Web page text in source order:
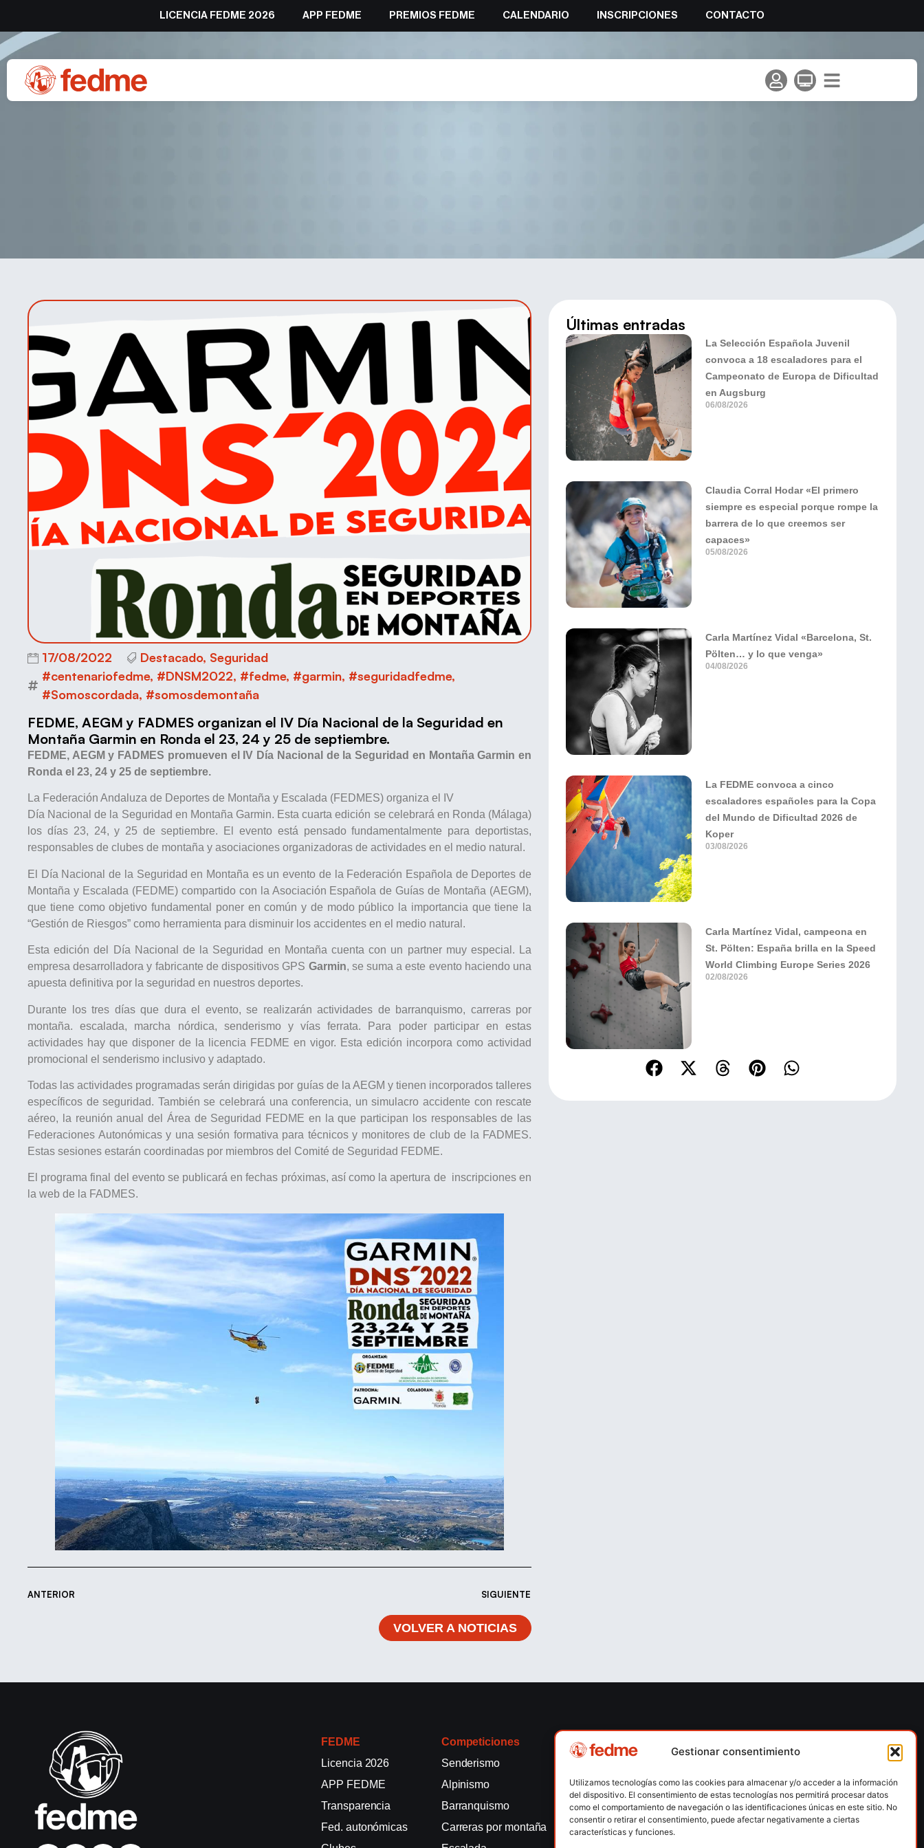
Gestionar consentimiento
Utilizamos tecnologías como las cookies para almacenar y/o acceder a la información
del dispositivo. El consentimiento de estas tecnologías nos permitirá procesar datos
como el comportamiento de navegación o las identificaciones únicas en este sitio. No
consentir o retirar el consentimiento, puede afectar negativamente a ciertas
características y funciones.
LICENCIA FEDME 2026 APP FEDME PREMIOS FEDME CALENDARIO INSCRIPCIONES CONTACTO
17/08/2022 Destacado, Seguridad
#centenariofedme, #DNSM2022, #fedme, #garmin, #seguridadfedme,
#Somoscordada, #somosdemontaña
FEDME, AEGM y FADMES organizan el IV Día Nacional de la Seguridad en
Montaña Garmin en Ronda el 23, 24 y 25 de septiembre.
FEDME, AEGM y FADMES promueven el IV Día Nacional de la Seguridad en Montaña Garmin en
Ronda el 23, 24 y 25 de septiembre.
La Federación Andaluza de Deportes de Montaña y Escalada (FEDMES) organiza el IV
Día Nacional de la Seguridad en Montaña Garmin. Esta cuarta edición se celebrará en Ronda (Málaga)
los días 23, 24, y 25 de septiembre. El evento está pensado fundamentalmente para deportistas,
responsables de clubes de montaña y asociaciones organizadoras de actividades en el medio natural.
El Día Nacional de la Seguridad en Montaña es un evento de la Federación Española de Deportes de
Montaña y Escalada (FEDME) compartido con la Asociación Española de Guías de Montaña (AEGM),
que tiene como objetivo fundamental poner en común y de modo público la importancia que tiene la
“Gestión de Riesgos” como herramienta para disminuir los accidentes en el medio natural.
Esta edición del Día Nacional de la Seguridad en Montaña cuenta con un partner muy especial. La
empresa desarrolladora y fabricante de dispositivos GPS Garmin, se suma a este evento haciendo una
apuesta definitiva por la seguridad en nuestros deportes.
Durante los tres días que dura el evento, se realizarán actividades de barranquismo, carreras por
montaña. escalada, marcha nórdica, senderismo y vías ferrata. Para poder participar en estas
actividades hay que disponer de la licencia FEDME en vigor. Esta edición incorpora como actividad
promocional el senderismo inclusivo y adaptado.
Todas las actividades programadas serán dirigidas por guías de la AEGM y tienen incorporados talleres
específicos de seguridad. También se celebrará una conferencia, un simulacro accidente con rescate
aéreo, la reunión anual del Área de Seguridad FEDME en la que participan los responsables de las
Federaciones Autonómicas y una sesión formativa para técnicos y monitores de club de la FADMES.
Estas sesiones estarán coordinadas por miembros del Comité de Seguridad FEDME.
El programa final del evento se publicará en fechas próximas, así como la apertura de inscripciones en
la web de la FADMES.
ANTERIOR SIGUIENTE
VOLVER A NOTICIAS
Últimas entradas
La Selección Española Juvenil
convoca a 18 escaladores para el
Campeonato de Europa de Dificultad
en Augsburg
06/08/2026
Claudia Corral Hodar «El primero
siempre es especial porque rompe la
barrera de lo que creemos ser
capaces»
05/08/2026
Carla Martínez Vidal «Barcelona, St.
Pölten… y lo que venga»
04/08/2026
La FEDME convoca a cinco
escaladores españoles para la Copa
del Mundo de Dificultad 2026 de
Koper
03/08/2026
Carla Martínez Vidal, campeona en
St. Pölten: España brilla en la Speed
World Climbing Europe Series 2026
02/08/2026
FEDME
Licencia 2026
APP FEDME
Transparencia
Fed. autonómicas
Competiciones
Senderismo
Alpinismo
Barranquismo
Carreras por montaña
Competiciones
Escalada en hielo
Esquí de montaña
Marcha Nórdica
Barcelona
fedme@fedme.es
934 264 267